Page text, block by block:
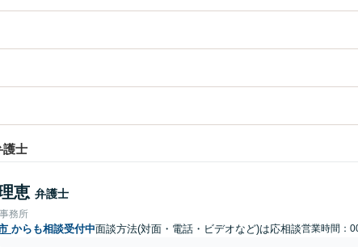
』などでお困りの相談者さんにおすすめです。
護士
恵 弁護士
務所
からも相談受付中面談方法(対面・電話・ビデオなど)は応相談営業時間：